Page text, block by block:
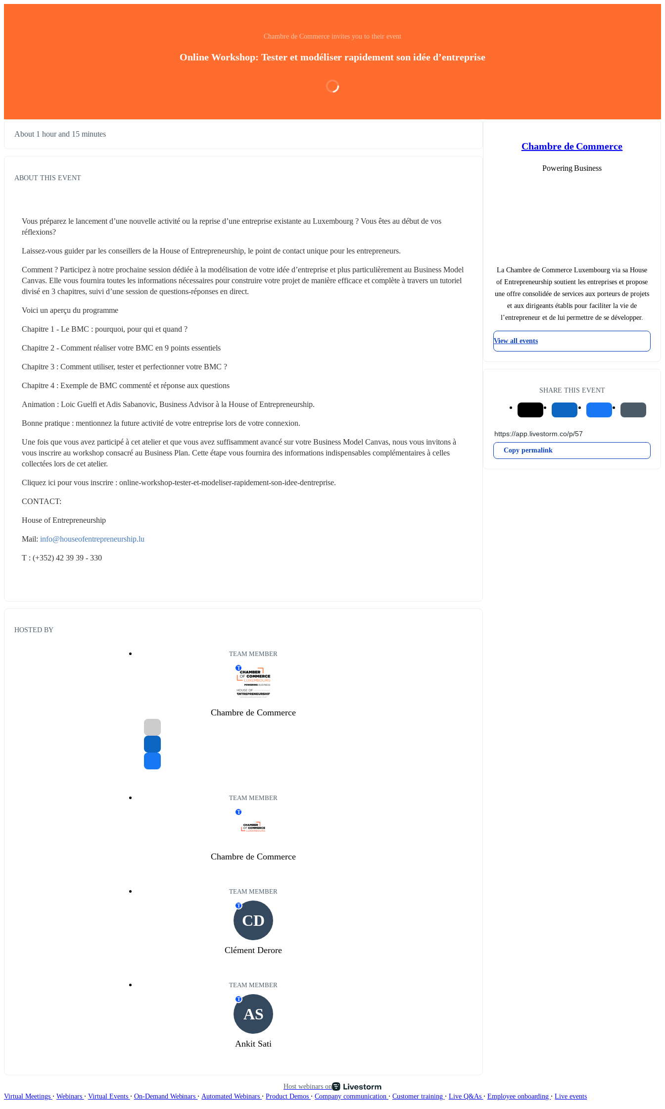
Chambre de Commerce invites you to their event
Online Workshop: Tester et modéliser rapidement son idée d’entreprise
About 1 hour and 15 minutes
ABOUT THIS EVENT
Vous préparez le lancement d’une nouvelle activité ou la reprise d’une entreprise existante au Luxembourg ? Vous êtes au début de vos
réflexions?
Laissez-vous guider par les conseillers de la House of Entrepreneurship, le point de contact unique pour les entrepreneurs.
Comment ? Participez à notre prochaine session dédiée à la modélisation de votre idée d’entreprise et plus particulièrement au Business Model
Canvas. Elle vous fournira toutes les informations nécessaires pour construire votre projet de manière efficace et complète à travers un tutoriel
divisé en 3 chapitres, suivi d’une session de questions-réponses en direct.
Voici un aperçu du programme
Chapitre 1 - Le BMC : pourquoi, pour qui et quand ?
Chapitre 2 - Comment réaliser votre BMC en 9 points essentiels
Chapitre 3 : Comment utiliser, tester et perfectionner votre BMC ?
Chapitre 4 : Exemple de BMC commenté et réponse aux questions
Animation : Loic Guelfi et Adis Sabanovic, Business Advisor à la House of Entrepreneurship.
Bonne pratique : mentionnez la future activité de votre entreprise lors de votre connexion.
Une fois que vous avez participé à cet atelier et que vous avez suffisamment avancé sur votre Business Model Canvas, nous vous invitons à
vous inscrire au workshop consacré au Business Plan. Cette étape vous fournira des informations indispensables complémentaires à celles
collectées lors de cet atelier.
Cliquez ici pour vous inscrire : online-workshop-tester-et-modeliser-rapidement-son-idee-dentreprise.
CONTACT:
House of Entrepreneurship
Mail: info@houseofentrepreneurship.lu
T : (+352) 42 39 39 - 330
HOSTED BY
TEAM MEMBER
T
Chambre de Commerce
TEAM MEMBER
T
Chambre de Commerce
TEAM MEMBER
CD
T
Clément Derore
TEAM MEMBER
AS
T
Ankit Sati
Chambre de Commerce
Powering Business
La Chambre de Commerce Luxembourg via sa House
of Entrepreneurship soutient les entreprises et propose
une offre consolidée de services aux porteurs de projets
et aux dirigeants établis pour faciliter la vie de
l’entrepreneur et de lui permettre de se développer.
View all events
SHARE THIS EVENT
Copy permalink
Host webinars on
Virtual Meetings ∙ Webinars ∙ Virtual Events ∙ On-Demand Webinars ∙ Automated Webinars ∙ Product Demos ∙ Company communication ∙ Customer training ∙ Live Q&As ∙ Employee onboarding ∙ Live events